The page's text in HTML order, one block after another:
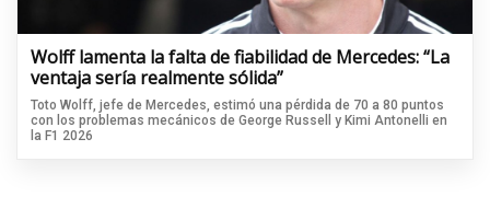
Wolff lamenta la falta de fiabilidad de Mercedes: “La
ventaja sería realmente sólida”
Toto Wolff, jefe de Mercedes, estimó una pérdida de 70 a 80 puntos
con los problemas mecánicos de George Russell y Kimi Antonelli en
la F1 2026